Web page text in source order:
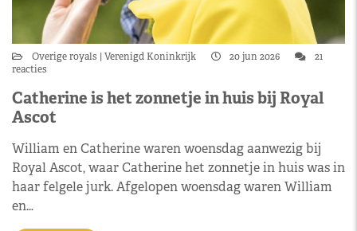
Overige royals Verenigd Koninkrijk 20 jun 2026
21
reacties
Catherine is het zonnetje in huis bij Royal
Ascot
William en Catherine waren woensdag aanwezig bij
Royal Ascot, waar Catherine het zonnetje in huis was in
haar felgele jurk. Afgelopen woensdag waren William
en…